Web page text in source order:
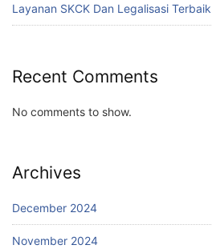
Layanan SKCK Dan Legalisasi
Recent Comments
No comments to show.
Archives
December 2024
November 2024